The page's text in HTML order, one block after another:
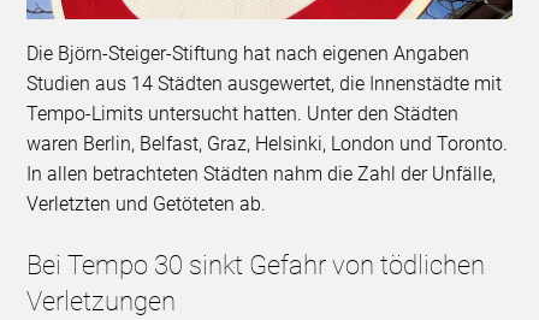
Die Björn-Steiger-Stiftung hat nach eigenen Angaben
Studien aus 14 Städten ausgewertet, die Innenstädte mit
Tempo-Limits untersucht hatten. Unter den Städten
waren Berlin, Belfast, Graz, Helsinki, London und Toronto.
In allen betrachteten Städten nahm die Zahl der Unfälle,
Verletzten und Getöteten ab.
Bei Tempo 30 sinkt Gefahr von tödlichen
Verletzungen